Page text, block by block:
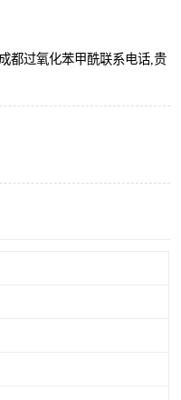
都过氧化苯甲酰联系电话,贵